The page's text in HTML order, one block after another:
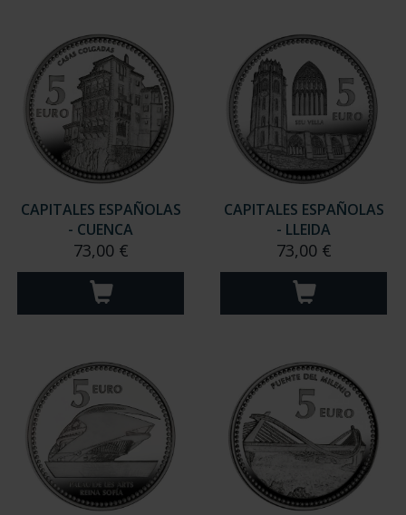
CAPITALES ESPAÑOLAS
- CUENCA
73,00 €
CAPITALES ESPAÑOLAS
- LLEIDA
73,00 €